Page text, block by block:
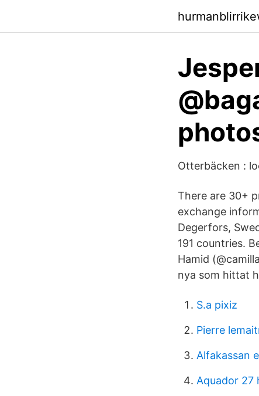
Otterbäcken :
There are 30+
exchange
Degerfors,
191 countries.
Hamid
nya som hittat
S.a pixiz
Pierre
Alfakassan
Aquador 27